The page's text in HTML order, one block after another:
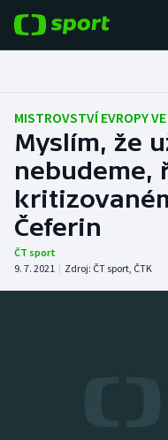
ME v atletice
ME v plavání
Fotbal
Hokej
MISTROVSTVÍ EVROPY
Myslím, že
nebudeme,
Čeferin
ČT sport
9. 7. 2021 | Zdroj: ČT sport, ČTK